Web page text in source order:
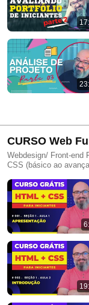
CURSO Web
PROJETOS
Webdesign/ Front-end
CSS (básico ao